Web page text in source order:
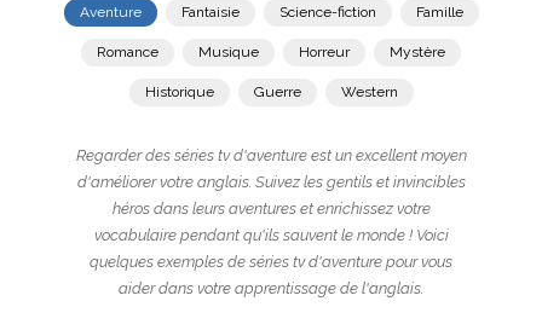
Aventure Fantaisie Science-fiction Famille
Romance Musique Horreur Mystère
Historique Guerre Western
Regarder des séries tv d'aventure est un excellent moyen
d'améliorer votre anglais. Suivez les gentils et invincibles
héros dans leurs aventures et enrichissez votre
vocabulaire pendant qu'ils sauvent le monde ! Voici
quelques exemples de séries tv d'aventure pour vous
aider dans votre apprentissage de l'anglais.